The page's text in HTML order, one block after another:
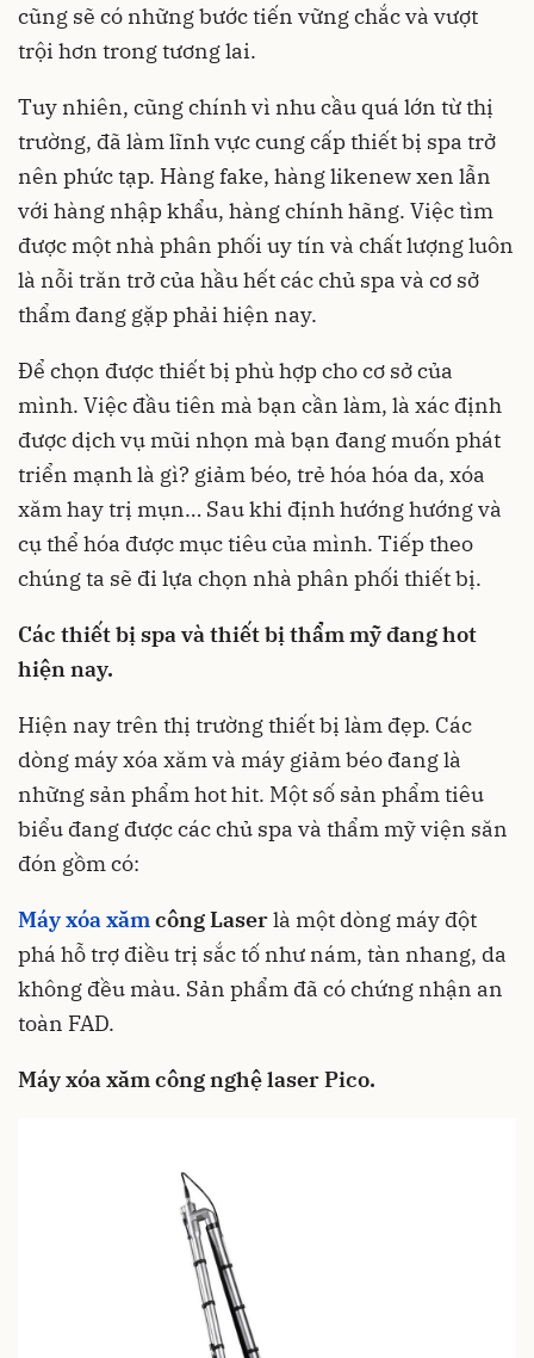
cũng sẽ có những bước tiến vững chắc và vượt
trội hơn trong tương lai.
Tuy nhiên, cũng chính vì nhu cầu quá lớn từ thị
trường, đã làm lĩnh vực cung cấp thiết bị spa trở
nên phức tạp. Hàng fake, hàng likenew xen lẫn
với hàng nhập khẩu, hàng chính hãng. Việc tìm
được một nhà phân phối uy tín và chất lượng luôn
là nỗi trăn trở của hầu hết các chủ spa và cơ sở
thẩm đang gặp phải hiện nay.
Để chọn được thiết bị phù hợp cho cơ sở của
mình. Việc đầu tiên mà bạn cần làm, là xác định
được dịch vụ mũi nhọn mà bạn đang muốn phát
triển mạnh là gì? giảm béo, trẻ hóa hóa da, xóa
xăm hay trị mụn… Sau khi định hướng hướng và
cụ thể hóa được mục tiêu của mình. Tiếp theo
chúng ta sẽ đi lựa chọn nhà phân phối thiết bị.
Các thiết bị spa và thiết bị thẩm mỹ đang hot
hiện nay.
Hiện nay trên thị trường thiết bị làm đẹp. Các
dòng máy xóa xăm và máy giảm béo đang là
những sản phẩm hot hit. Một số sản phẩm tiêu
biểu đang được các chủ spa và thẩm mỹ viện săn
đón gồm có:
Máy xóa xămcông Laserlà một dòng máy đột
phá hỗ trợ điều trị sắc tố như nám, tàn nhang, da
không đều màu. Sản phẩm đã có chứng nhận an
toàn FAD.
Máy xóa xăm công nghệ laser Pico.